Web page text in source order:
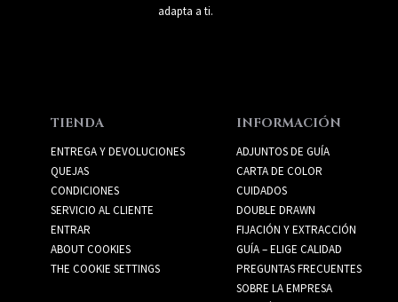
adapta a ti.
TIENDA
ENTREGA Y DEVOLUCIONES
QUEJAS
CONDICIONES
SERVICIO AL CLIENTE
ENTRAR
ABOUT COOKIES
THE COOKIE SETTINGS
INFORMACIÓN
ADJUNTOS DE GUÍA
CARTA DE COLOR
CUIDADOS
DOUBLE DRAWN
FIJACIÓN Y EXTRACCIÓN
GUÍA – ELIGE CALIDAD
PREGUNTAS FRECUENTES
SOBRE LA EMPRESA